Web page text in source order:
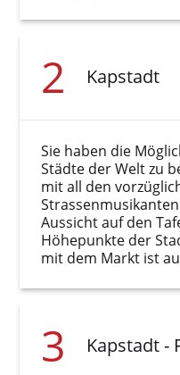
2 Kapstadt
Sie haben die
Städte der Welt zu
mit all den
Aussicht auf den
Höhepunkte der
mit dem Markt ist
3 Kapstadt -